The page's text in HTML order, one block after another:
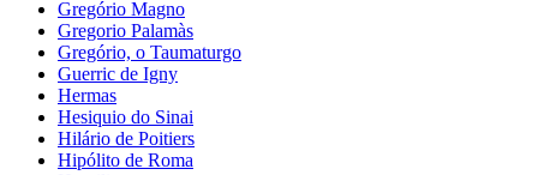
Gregório Magno
Gregorio Palamàs
Gregório, o Taumaturgo
Guerric de Igny
Hermas
Hesiquio do Sinai
Hilário de Poitiers
Hipólito de Roma